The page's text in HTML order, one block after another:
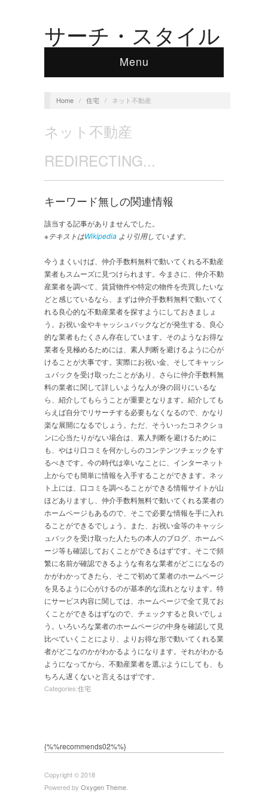
サーチ・スタイル
Menu
Home / 住宅 / ネット不動産
ネット不動産
REDIRECTING...
キーワード無しの関連情報
該当する記事がありませんでした。
※テキストはWikipedia より引用しています。
今うまくいけば、仲介手数料無料で動いてくれる不動産
業者もスムーズに見つけられます。今まさに、仲介不動
産業者を調べて、賃貸物件や特定の物件を売買したいな
どと感じているなら、まずは仲介手数料無料で動いてく
れる良心的な不動産業者を探すようにしておきましょ
う。お祝い金やキャッシュバックなどが発生する、良心
的な業者もたくさん存在しています。そのようなお得な
業者を見極めるためには、素人判断を避けるように心が
けることが大事です。実際にお祝い金、そしてキャッシ
ュバックを受け取ったことがあり、さらに仲介手数料無
料の業者に関して詳しいような人が身の回りにいるな
ら、紹介してもらうことが重要となります。紹介しても
らえば自分でリサーチする必要もなくなるので、かなり
楽な展開になるでしょう。ただ、そういったコネクショ
ンに心当たりがない場合は、素人判断を避けるために
も、やはり口コミを何かしらのコンテンツチェックをす
るべきです。今の時代は幸いなことに、インターネット
上からでも簡単に情報を入手することができます。ネッ
ト上には、口コミを調べることができる情報サイトが山
ほどありますし、仲介手数料無料で動いてくれる業者の
ホームページもあるので、そこで必要な情報を手に入れ
ることができるでしょう。また、お祝い金等のキャッシ
ュバックを受け取った人たちの本人のブログ、ホームペ
ージ等も確認しておくことができるはずです。そこで頻
繁に名前が確認できるような有名な業者がどこになるの
かがわかってきたら、そこで初めて業者のホームページ
を見るように心がけるのが基本的な流れとなります。特
にサービス内容に関しては、ホームページで全て見てお
くことができるはずなので、チェックすると良いでしょ
う。いろいろな業者のホームページの中身を確認して見
比べていくことにより、よりお得な形で動いてくれる業
者がどこなのかがわかるようになります。それがわかる
ようになってから、不動産業者を選ぶようにしても、も
ちろん遅くないと言えるはずです。
Categories:住宅
{%%recommends02%%}
Copyright © 2018
Powered by Oxygen Theme